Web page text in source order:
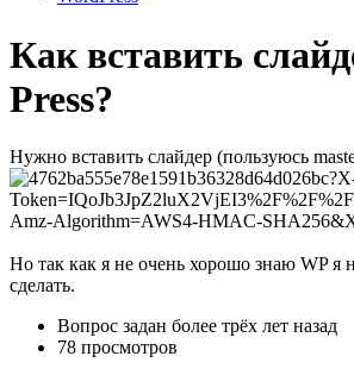
Как вставить
Press?
Нужно вставить слайдер (пользуюсь
Но так как я не очень хорошо знаю WP я
сделать.
Вопрос задан более трёх лет назад
78 просмотров